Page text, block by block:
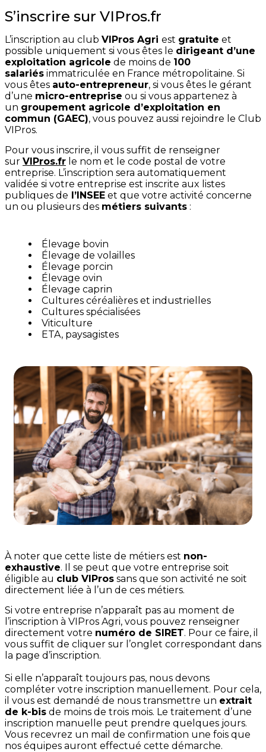
S’inscrire sur VIPros.fr
L’inscription au club VIPros Agri est gratuite et
possible uniquement si vous êtes le dirigeant d’une
exploitation agricole de moins de 100
salariés immatriculée en France métropolitaine. Si
vous êtes auto-entrepreneur, si vous êtes le gérant
d’une micro-entreprise ou si vous appartenez à
un groupement agricole d’exploitation en
commun (GAEC), vous pouvez aussi rejoindre le Club
VIPros.
Pour vous inscrire, il vous suffit de renseigner
sur VIPros.fr le nom et le code postal de votre
entreprise. L’inscription sera automatiquement
validée si votre entreprise est inscrite aux listes
publiques de l’INSEE et que votre activité concerne
un ou plusieurs des métiers suivants :
Élevage bovin
Élevage de volailles
Élevage porcin
Élevage ovin
Élevage caprin
Cultures céréalières et industrielles
Cultures spécialisées
Viticulture
ETA, paysagistes
À noter que cette liste de métiers est non-
exhaustive. Il se peut que votre entreprise soit
éligible au club VIPros sans que son activité ne soit
directement liée à l’un de ces métiers.
Si votre entreprise n’apparaît pas au moment de
l’inscription à VIPros Agri, vous pouvez renseigner
directement votre numéro de SIRET. Pour ce faire, il
vous suffit de cliquer sur l’onglet correspondant dans
la page d’inscription.
Si elle n’apparaît toujours pas, nous devons
compléter votre inscription manuellement. Pour cela,
il vous est demandé de nous transmettre un extrait
de k-bis de moins de trois mois. Le traitement d’une
inscription manuelle peut prendre quelques jours.
Vous recevrez un mail de confirmation une fois que
nos équipes auront effectué cette démarche.